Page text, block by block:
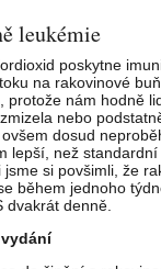
leukémie
poskytne
na rakovinové
protože nám hodně
nebo
dosud
lepší, než
si povšimli, že
během jednoho
dvakrát denně.